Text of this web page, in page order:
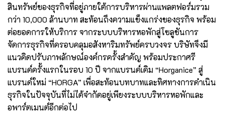
สินทรัพย์ของธุรกิจที่อยู่ภายใต้การบริหารผ่านแพลตฟอร์มรวม
กว่า 10,000 ล้านบาท สะท้อนถึงความแข็งแกร่งของธุรกิจ พร้อม
ต่อยอดการให้บริการ จากระบบบริหารหอพักสู่โซลูชันการ
จัดการธุรกิจที่ครอบคลุมอสังหาริมทรัพย์ครบวงจร บริษัทจึงมี
แนวคิดปรับภาพลักษณ์องค์กรครั้งสำคัญ พร้อมประกาศรี
แบรนด์ครั้งแรกในรอบ 10 ปี จากแบรนด์เดิม “Horganice” สู่
แบรนด์ใหม่ “HORGA” เพื่อสะท้อนบทบาทและทิศทางการดำเนิน
ธุรกิจในปัจจุบันที่ไม่ได้จำกัดอยู่เพียงระบบบริหารหอพักและ
อพาร์ตเมนต์อีกต่อไป